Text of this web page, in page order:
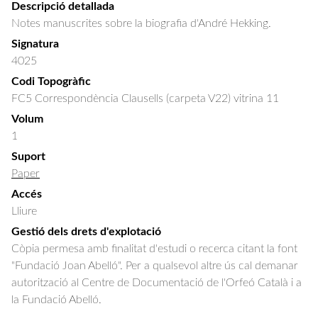
Descripció detallada
Notes manuscrites sobre la biografia d'André Hekking.
Signatura
4025
Codi Topogràfic
FC5 Correspondència Clausells (carpeta V22) vitrina 11
Volum
1
Suport
Paper
Accés
Lliure
Gestió dels drets d'explotació
Còpia permesa amb finalitat d'estudi o recerca citant la font
"Fundació Joan Abelló". Per a qualsevol altre ús cal demanar
autorització al Centre de Documentació de l'Orfeó Català i a
la Fundació Abelló.